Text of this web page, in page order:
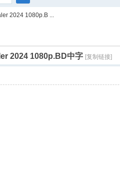
搜
2024 1080p.B ...
2024 1080p.BD中字 [复制链接]